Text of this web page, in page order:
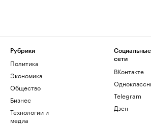
Рубрики
Политика
Экономика
Общество
Бизнес
Технологии и
медиа
Социальные
сети
ВКонтакте
Telegram
Дзен